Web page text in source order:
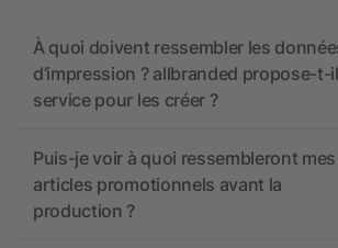
À quoi doivent ressembler les
d’impression ? allbranded propose-t-
service pour les créer ?
Puis-je voir à quoi ressembleront mes
articles promotionnels avant la
production ?